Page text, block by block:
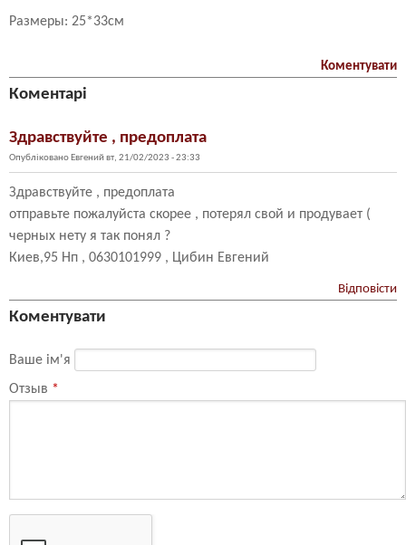
Размеры: 25*33см
Коментувати
Коментарі
Здравствуйте , предоплата
Опубліковано Евгенийвт, 21/02/2023 - 23:33
Здравствуйте , предоплата
отправьте пожалуйста скорее , потерял свой и продувает (
черных нету я так понял ?
Киев,95 Нп , 0630101999 , Цибин Евгений
Відповісти
Коментувати
Ваше ім'я
Отзыв *